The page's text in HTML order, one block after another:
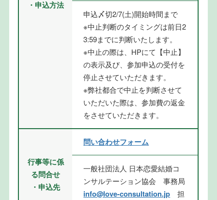
・申込方法
申込〆切2/7(土)開始時間まで
※中止判断のタイミングは前日2
3:59までに判断いたします。
※中止の際は、HPにて【中止】
の表示及び、参加申込の受付を
停止させていただきます。
※弊社都合で中止を判断させて
いただいた際は、参加費の返金
をさせていただきます。
行事等に係
る問合せ
・申込先
問い合わせフォーム
一般社団法人 日本恋愛結婚コ
ンサルテーション協会 事務局
info@love-consultation.jp 担